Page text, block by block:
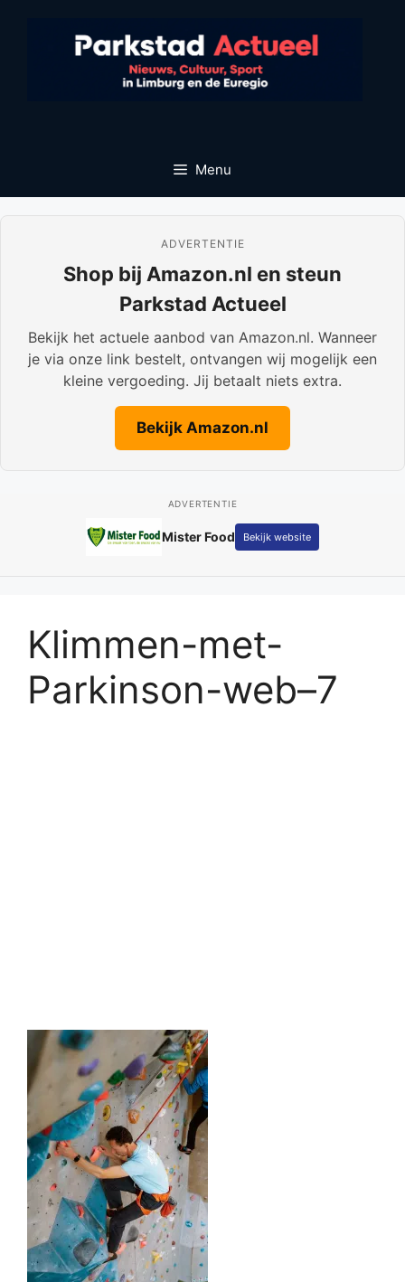
Menu
ADVERTENTIE
Shop bij Amazon.nl en steun
Parkstad Actueel
Bekijk het actuele aanbod van Amazon.nl. Wanneer
je via onze link bestelt, ontvangen wij mogelijk een
kleine vergoeding. Jij betaalt niets extra.
Bekijk Amazon.nl
ADVERTENTIE
Mister Food Bekijk website
Klimmen-met-
Parkinson-web–7